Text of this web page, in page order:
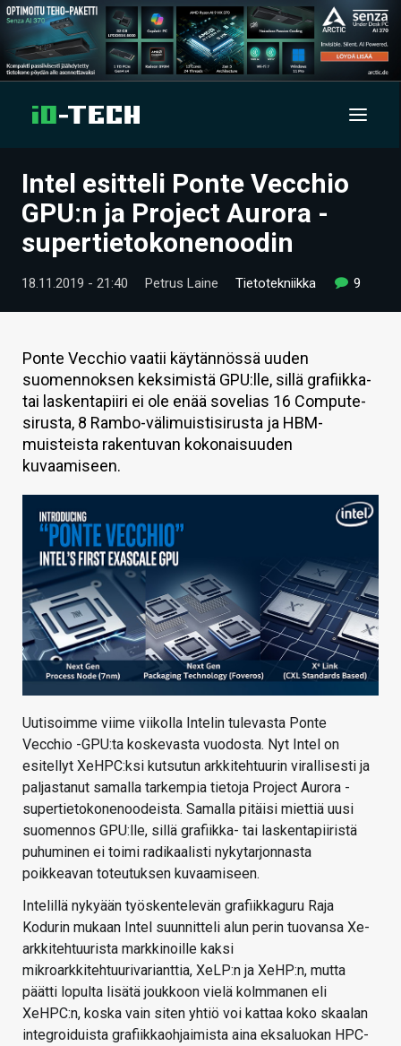
UUTISET
ARTIKKELIT
VIDEOT
TECHBBS
TIETOA
HINTA.FI
KAUPPA
VAIHDA TEEMA
HAKU
Intel esitteli Ponte Vecchio
GPU:n ja Project Aurora -
supertietokonenoodin
18.11.2019 - 21:40 Petrus Laine Tietotekniikka 9
Ponte Vecchio vaatii käytännössä uuden
suomennoksen keksimistä GPU:lle, sillä grafiikka-
tai laskentapiiri ei ole enää sovelias 16 Compute-
sirusta, 8 Rambo-välimuistisirusta ja HBM-
muisteista rakentuvan kokonaisuuden
kuvaamiseen.
Uutisoimme viime viikolla Intelin tulevasta Ponte
Vecchio -GPU:ta koskevasta vuodosta. Nyt Intel on
esitellyt XeHPC:ksi kutsutun arkkitehtuurin virallisesti ja
paljastanut samalla tarkempia tietoja Project Aurora -
supertietokonenoodeista. Samalla pitäisi miettiä uusi
suomennos GPU:lle, sillä grafiikka- tai laskentapiiristä
puhuminen ei toimi radikaalisti nykytarjonnasta
poikkeavan toteutuksen kuvaamiseen.
Intelillä nykyään työskentelevän grafiikkaguru Raja
Kodurin mukaan Intel suunnitteli alun perin tuovansa Xe-
arkkitehtuurista markkinoille kaksi
mikroarkkitehtuurivarianttia, XeLP:n ja XeHP:n, mutta
päätti lopulta lisätä joukkoon vielä kolmmanen eli
XeHPC:n, koska vain siten yhtiö voi kattaa koko skaalan
integroiduista grafiikkaohjaimista aina eksaluokan HPC-